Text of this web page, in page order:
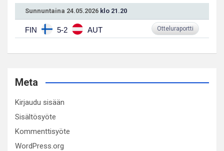
Sunnuntaina 24.05.2026 klo 21.20
FIN 5-2 AUT Otteluraportti
Meta
Kirjaudu sisään
Sisältösyöte
Kommenttisyöte
WordPress.org